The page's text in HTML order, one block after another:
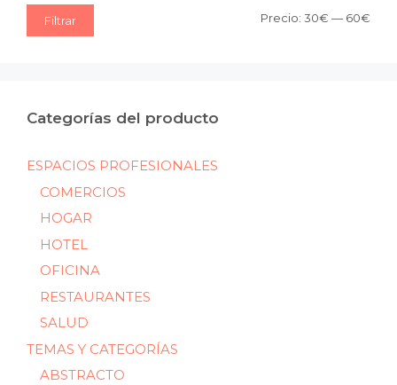
Filtrar Precio: 30€ — 60€
Categorías del producto
ESPACIOS PROFESIONALES
COMERCIOS
HOGAR
HOTEL
OFICINA
RESTAURANTES
SALUD
TEMAS Y CATEGORÍAS
ABSTRACTO